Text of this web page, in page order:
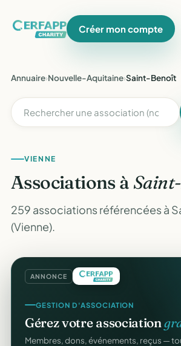
Créer mon compte
Annuaire›Nouvelle-Aquitaine›Saint-Benoît
VIENNE
Associations à
259 associations référencées à
(Vienne).
ANNONCE
GESTION D'ASSOCIATION
Gérez votre association
Membres, dons, événements, reçus —